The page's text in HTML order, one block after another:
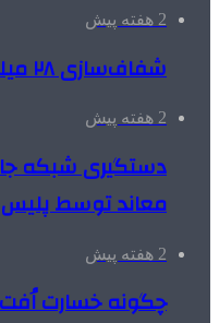
2 هفته پیش
شفاف‌سازی ۲۸ میلیارد یورو تعهدات ارزی
2 هفته پیش
دستگیری شبکه
معاند توسط پلیس
2 هفته پیش
چگونه خسارت اُفت